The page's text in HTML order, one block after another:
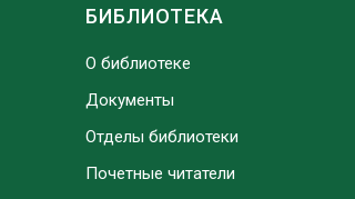
БИБЛИОТЕКА
О библиотеке
Документы
Отделы библиотеки
Почетные читатели